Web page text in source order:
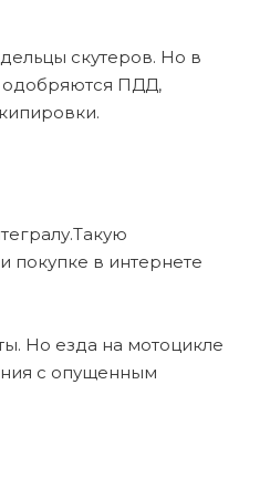
скутеров. Но в
одобряются ПДД,
покупке в интернете
Но езда на мотоцикле
с опущенным